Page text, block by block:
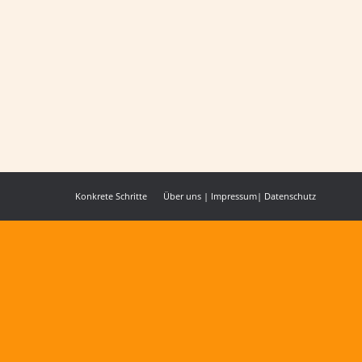
Konkrete Schritte Über uns | Impressum| Datenschutz